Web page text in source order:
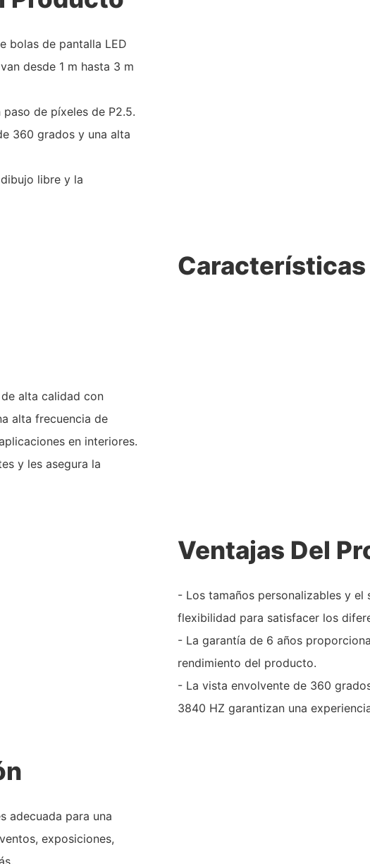
bolas de pantalla LED
desde 1 m hasta 3 m
de píxeles de P2.5.
360 ​​grados y una alta
libre y la
alta calidad con
alta frecuencia de
en interiores.
y les asegura la
Ventajas Del
- Los tamaños personalizables y
flexibilidad para satisfacer los
- La garantía de 6 años
rendimiento del producto.
- La vista envolvente de 360
3840 HZ garantizan una
adecuada para una
exposiciones,